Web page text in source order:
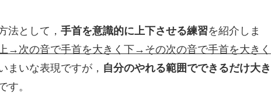
法として， 手首を意識的に上下させる練習を紹介しま
→次の音で手首を大きく下→その次の音で手首を大きく
まいな表現ですが， 自分のやれる範囲でできるだけ大き
す。